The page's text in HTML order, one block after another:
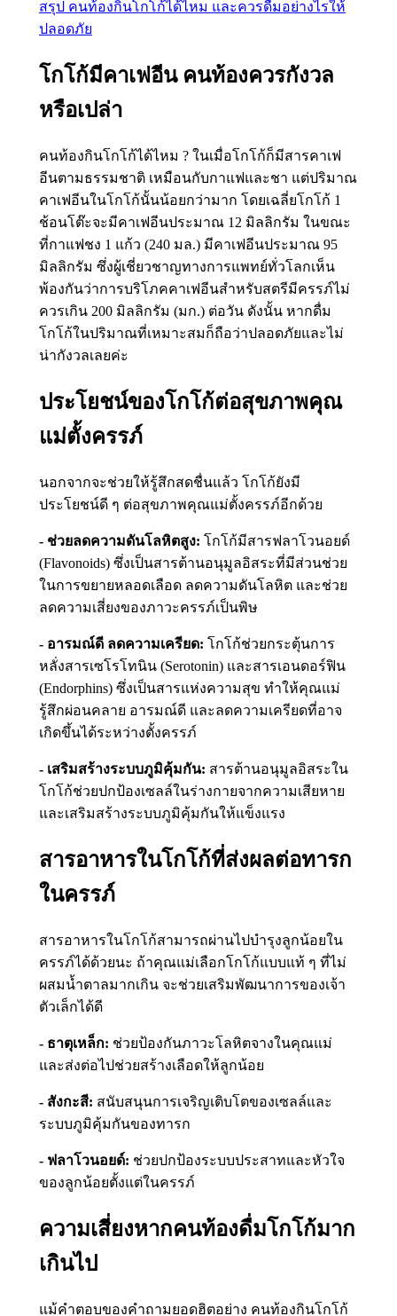
สรุป คนท้องกินโกโก้ได้ไหม และควรดื่มอย่างไรให้
ปลอดภัย
โกโก้มีคาเฟอีน คนท้องควรกังวล
หรือเปล่า
คนท้องกินโกโก้ได้ไหม ? ในเมื่อโกโก้ก็มีสารคาเฟ
อีนตามธรรมชาติ เหมือนกับกาแฟและชา แต่ปริมาณ
คาเฟอีนในโกโก้นั้นน้อยกว่ามาก โดยเฉลี่ยโกโก้ 1
ช้อนโต๊ะจะมีคาเฟอีนประมาณ 12 มิลลิกรัม ในขณะ
ที่กาแฟชง 1 แก้ว (240 มล.) มีคาเฟอีนประมาณ 95
มิลลิกรัม ซึ่งผู้เชี่ยวชาญทางการแพทย์ทั่วโลกเห็น
พ้องกันว่าการบริโภคคาเฟอีนสำหรับสตรีมีครรภ์ไม่
ควรเกิน 200 มิลลิกรัม (มก.) ต่อวัน ดังนั้น หากดื่ม
โกโก้ในปริมาณที่เหมาะสมก็ถือว่าปลอดภัยและไม่
น่ากังวลเลยค่ะ
ประโยชน์ของโกโก้ต่อสุขภาพคุณ
แม่ตั้งครรภ์
นอกจากจะช่วยให้รู้สึกสดชื่นแล้ว โกโก้ยังมี
ประโยชน์ดี ๆ ต่อสุขภาพคุณแม่ตั้งครรภ์อีกด้วย
- ช่วยลดความดันโลหิตสูง: โกโก้มีสารฟลาโวนอยด์
(Flavonoids) ซึ่งเป็นสารต้านอนุมูลอิสระที่มีส่วนช่วย
ในการขยายหลอดเลือด ลดความดันโลหิต และช่วย
ลดความเสี่ยงของภาวะครรภ์เป็นพิษ
- อารมณ์ดี ลดความเครียด: โกโก้ช่วยกระตุ้นการ
หลั่งสารเซโรโทนิน (Serotonin) และสารเอนดอร์ฟิน
(Endorphins) ซึ่งเป็นสารแห่งความสุข ทำให้คุณแม่
รู้สึกผ่อนคลาย อารมณ์ดี และลดความเครียดที่อาจ
เกิดขึ้นได้ระหว่างตั้งครรภ์
- เสริมสร้างระบบภูมิคุ้มกัน: สารต้านอนุมูลอิสระใน
โกโก้ช่วยปกป้องเซลล์ในร่างกายจากความเสียหาย
และเสริมสร้างระบบภูมิคุ้มกันให้แข็งแรง
สารอาหารในโกโก้ที่ส่งผลต่อทารก
ในครรภ์
สารอาหารในโกโก้สามารถผ่านไปบำรุงลูกน้อยใน
ครรภ์ได้ด้วยนะ ถ้าคุณแม่เลือกโกโก้แบบแท้ ๆ ที่ไม่
ผสมน้ำตาลมากเกิน จะช่วยเสริมพัฒนาการของเจ้า
ตัวเล็กได้ดี
- ธาตุเหล็ก: ช่วยป้องกันภาวะโลหิตจางในคุณแม่
และส่งต่อไปช่วยสร้างเลือดให้ลูกน้อย
- สังกะสี: สนับสนุนการเจริญเติบโตของเซลล์และ
ระบบภูมิคุ้มกันของทารก
- ฟลาโวนอยด์: ช่วยปกป้องระบบประสาทและหัวใจ
ของลูกน้อยตั้งแต่ในครรภ์
ความเสี่ยงหากคนท้องดื่มโกโก้มาก
เกินไป
แม้คำตอบของคำถามยอดฮิตอย่าง คนท้องกินโกโก้